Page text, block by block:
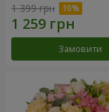
1 399 грн
Замовити